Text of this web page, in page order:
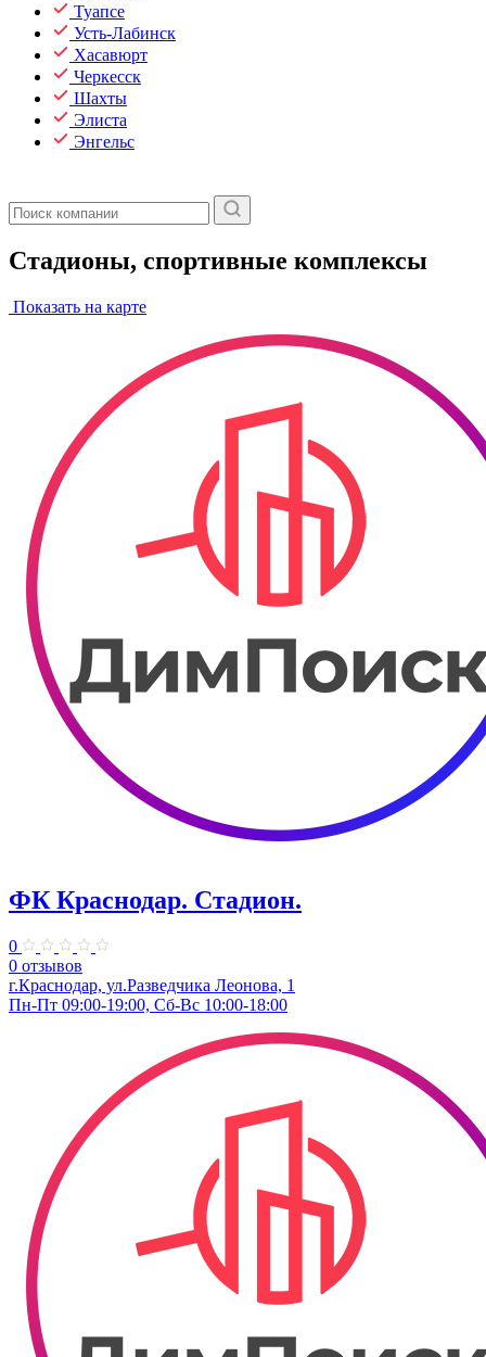
Туапсе
Усть-Лабинск
Хасавюрт
Черкесск
Шахты
Элиста
Энгельс
Стадионы, спортивные комплексы
Показать на карте
ФК Краснодар. Стадион.
0
0 отзывов
г.Краснодар, ул.Разведчика Леонова, 1
Пн-Пт 09:00-19:00, Сб-Вс 10:00-18:00